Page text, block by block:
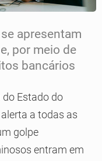
apresentam
por meio de
bancários
Estado do
a todas as
golpe
entram em